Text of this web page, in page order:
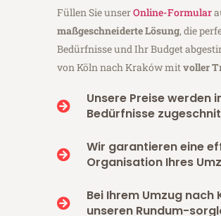
Füllen Sie unserOnline-Formular
maßgeschneiderte Lösung, die
Bedürfnisse und Ihr Budget
von Köln nach Kraków mitvoller
Unsere Preise werden
Bedürfnisse
Wir garantieren eine
Organisation Ihres
Bei Ihrem Umzug nach
unseren Rundum-